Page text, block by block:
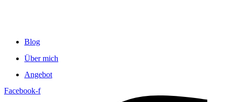
Blog
Über mich
Angebot
Facebook-f